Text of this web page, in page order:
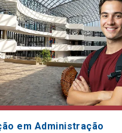
em Administração